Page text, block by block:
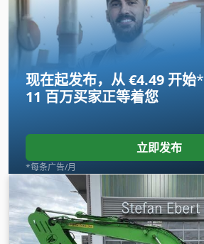
现在起发布，从 €4.49 开始*
11 百万买家正等着您
立即发布
*每条广告/月